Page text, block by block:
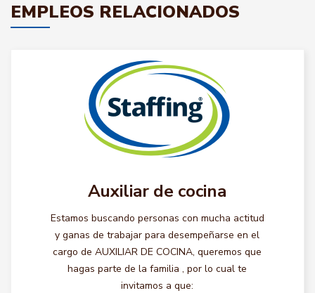
EMPLEOS RELACIONADOS
Auxiliar de cocina
Estamos buscando personas con mucha actitud
y ganas de trabajar para desempeñarse en el
cargo de AUXILIAR DE COCINA, queremos que
hagas parte de la familia , por lo cual te
invitamos a que: